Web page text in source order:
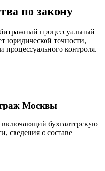
по закону
процессуальный
юридической точности,
процессуального контроля.
Москвы
включающий бухгалтерскую
сведения о составе